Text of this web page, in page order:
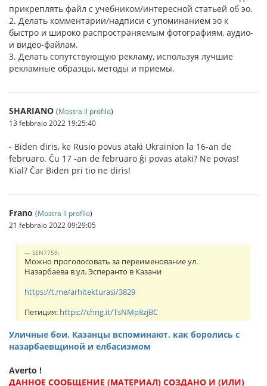
прикреплять файл с учебником/интересной статьей об эо.
2. Делать комментарии/надписи с упоминанием эо к
быстро и широко распространяемым фотографиям, аудио-
и видео-файлам.
3. Делать сопутствующую рекламу, используя лучшие
рекламные образцы, методы и приемы.
SHARIANO (Mostra il profilo)
13 febbraio 2022 19:25:40
- Biden diris, ke Rusio povus ataki Ukrainion la 16-an de
februaro. Ĉu 17 -an de februaro ĝi povas ataki? Ne povas!
Kial? Ĉar Biden pri tio ne diris!
Frano (Mostra il profilo)
21 febbraio 2022 09:29:05
SEN7759:
Можно проголосовать за переименование ул.
Назарбаева в ул. Эсперанто в Казани
https://t.me/arhitekturasi/3829
Петиция: https://chng.it/TsNMp8zjBC
Уличные бои. Казанцы вспоминают, как боролись с
назарбаевщиной и елбасизмом
Averto !
ДАННОЕ СООБЩЕНИЕ (МАТЕРИАЛ) СОЗДАНО И (ИЛИ)